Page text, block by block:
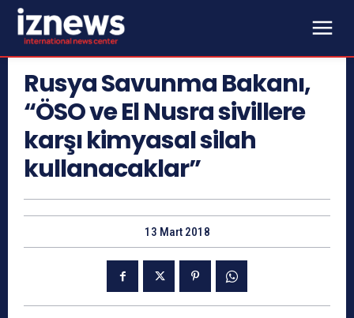
Rusya Savunma Bakanı,
“ÖSO ve El Nusra sivillere
karşı kimyasal silah
kullanacaklar”
13 Mart 2018